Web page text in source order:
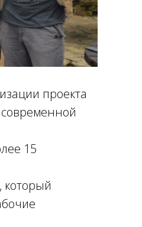
проекта
15
который